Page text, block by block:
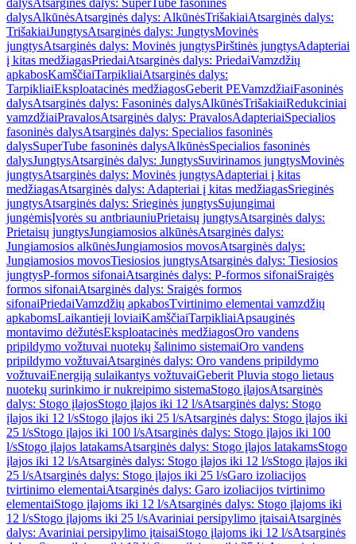
dalysAtsarginės dalys: SuperTube fasoninės
dalysAlkūnėsAtsarginės dalys: AlkūnėsTrišakiaiAtsarginės dalys:
TrišakiaiJungtysAtsarginės dalys: JungtysMovinės
jungtysAtsarginės dalys: Movinės jungtysPirštinės jungtysAdapteriai
į kitas medžiagasPriedaiAtsarginės dalys: PriedaiVamzdžių
apkabosKamščiaiTarpikliaiAtsarginės dalys:
TarpikliaiEksploatacinės medžiagosGeberit PEVamzdžiaiFasoninės
dalysAtsarginės dalys: Fasoninės dalysAlkūnėsTrišakiaiRedukciniai
vamzdžiaiPravalosAtsarginės dalys: PravalosAdapteriaiSpecialios
fasoninės dalysAtsarginės dalys: Specialios fasoninės
dalysSuperTube fasoninės dalysAlkūnėsSpecialios fasoninės
dalysJungtysAtsarginės dalys: JungtysSuvirinamos jungtysMovinės
jungtysAtsarginės dalys: Movinės jungtysAdapteriai į kitas
medžiagasAtsarginės dalys: Adapteriai į kitas medžiagasSrieginės
jungtysAtsarginės dalys: Srieginės jungtysSujungimai
jungėmisĮvorės su antbriauniuPrietaisų jungtysAtsarginės dalys:
Prietaisų jungtysJungiamosios alkūnėsAtsarginės dalys:
Jungiamosios alkūnėsJungiamosios movosAtsarginės dalys:
Jungiamosios movosTiesiosios jungtysAtsarginės dalys: Tiesiosios
jungtysP-formos sifonaiAtsarginės dalys: P-formos sifonaiSraigės
formos sifonaiAtsarginės dalys: Sraigės formos
sifonaiPriedaiVamzdžių apkabosTvirtinimo elementai vamzdžių
apkabomsLaikantieji loviaiKamščiaiTarpikliaiApsauginės
montavimo dėžutėsEksploatacinės medžiagosOro vandens
pripildymo vožtuvai nuotekų šalinimo sistemaiOro vandens
pripildymo vožtuvaiAtsarginės dalys: Oro vandens pripildymo
vožtuvaiEnergiją sulaikantys vožtuvaiGeberit Pluvia stogo lietaus
nuotekų surinkimo ir nukreipimo sistemaStogo įlajosAtsarginės
dalys: Stogo įlajosStogo įlajos iki 12 l/sAtsarginės dalys: Stogo
įlajos iki 12 l/sStogo įlajos iki 25 l/sAtsarginės dalys: Stogo įlajos iki
25 l/sStogo įlajos iki 100 l/sAtsarginės dalys: Stogo įlajos iki 100
l/sStogo įlajos latakamsAtsarginės dalys: Stogo įlajos latakamsStogo
įlajos iki 12 l/sAtsarginės dalys: Stogo įlajos iki 12 l/sStogo įlajos iki
25 l/sAtsarginės dalys: Stogo įlajos iki 25 l/sGaro izoliacijos
tvirtinimo elementaiAtsarginės dalys: Garo izoliacijos tvirtinimo
elementaiStogo įlajoms iki 12 l/sAtsarginės dalys: Stogo įlajoms iki
12 l/sStogo įlajoms iki 25 l/sAvariniai persipylimo įtaisaiAtsarginės
dalys: Avariniai persipylimo įtaisaiStogo įlajoms iki 12 l/sAtsarginės